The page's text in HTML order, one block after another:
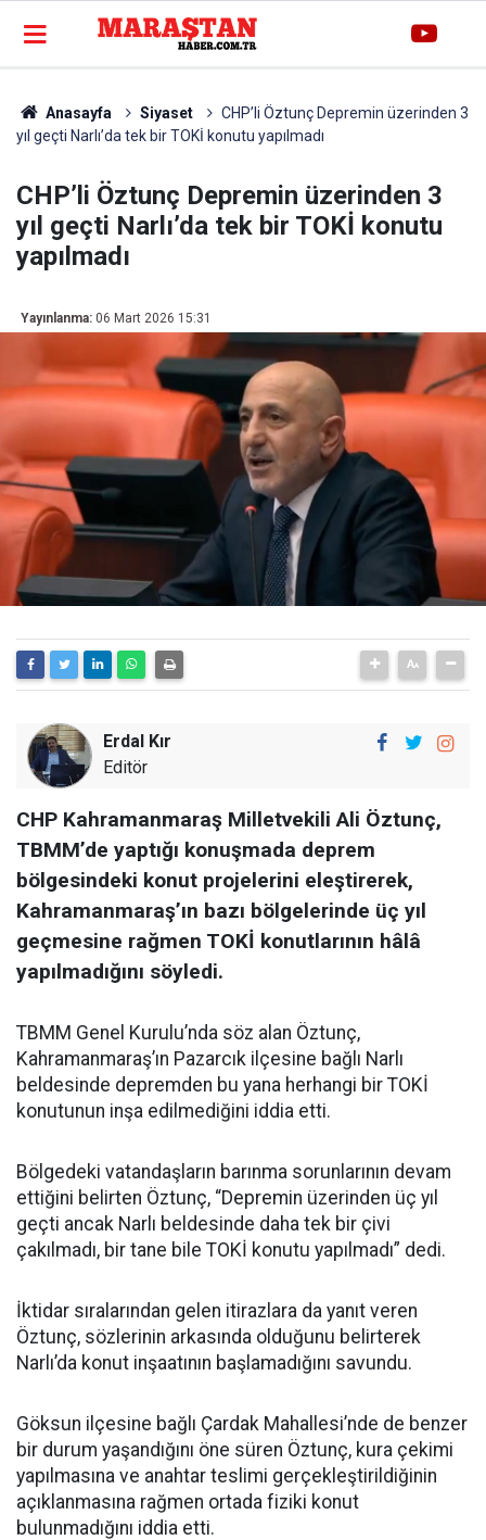
Anasayfa Siyaset
CHP’li Öztunç Depremin üzerinden 3
yıl geçti Narlı’da tek bir TOKİ konutu yapılmadı
CHP’li Öztunç Depremin üzerinden 3
yıl geçti Narlı’da tek bir TOKİ konutu
yapılmadı
Yayınlanma: 06 Mart 2026 15:31
Erdal Kır
Editör
CHP Kahramanmaraş Milletvekili Ali Öztunç,
TBMM’de yaptığı konuşmada deprem
bölgesindeki konut projelerini eleştirerek,
Kahramanmaraş’ın bazı bölgelerinde üç yıl
geçmesine rağmen TOKİ konutlarının hâlâ
yapılmadığını söyledi.
TBMM Genel Kurulu’nda söz alan Öztunç,
Kahramanmaraş’ın Pazarcık ilçesine bağlı Narlı
beldesinde depremden bu yana herhangi bir TOKİ
konutunun inşa edilmediğini iddia etti.
Bölgedeki vatandaşların barınma sorunlarının devam
ettiğini belirten Öztunç, “Depremin üzerinden üç yıl
geçti ancak Narlı beldesinde daha tek bir çivi
çakılmadı, bir tane bile TOKİ konutu yapılmadı” dedi.
İktidar sıralarından gelen itirazlara da yanıt veren
Öztunç, sözlerinin arkasında olduğunu belirterek
Narlı’da konut inşaatının başlamadığını savundu.
Göksun ilçesine bağlı Çardak Mahallesi’nde de benzer
bir durum yaşandığını öne süren Öztunç, kura çekimi
yapılmasına ve anahtar teslimi gerçekleştirildiğinin
açıklanmasına rağmen ortada fiziki konut
bulunmadığını iddia etti.